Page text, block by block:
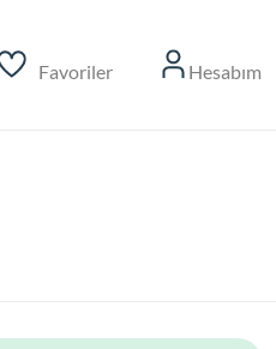
Favoriler Hesabım